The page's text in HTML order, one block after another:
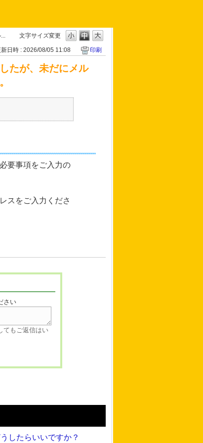
文字サイズ変更
新日時 : 2026/08/05 11:08 印刷
たが、未だにメル
要事項をご入力の
スをご入力くださ
さい
てもご返信はい
したらいいですか？